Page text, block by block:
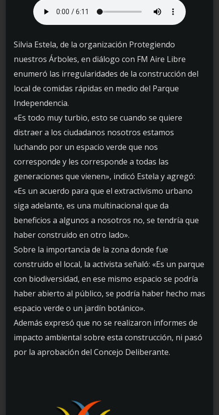
Silvia Estela, de la organización Protegiendo
nuestros Árboles, en diálogo con FM Aire Libre
enumeró las irregularidades de la construcción del
local de comidas rápidas en medio del Parque
Independencia.
«Es todo muy turbio, esto se cuando se quiere
distraer a los ciudadanos nosotros estamos
luchando por un espacio verde que nos
corresponde y les corresponde a todas las
generaciones que vienen», indicó Estela y agregó:
«Es un acuerdo para que el extractivismo urbano
siga adelante, es una multinacional que da
beneficios a algunos a nosotros no, se tendría que
haber construido en otro lado».
Sobre la importancia de la zona donde fue
construido el local, la activista señaló: «Es un parque
con biodiversidad, en ese mismo espacio se podría
haber abierto al público, se podría haber hecho mas
espacio verde o un jardín botánico».
Además expresó que no se realizaron informes de
impacto ambiental sobre esta construcción, ni pasó
por la aprobación del Concejo Deliberante.